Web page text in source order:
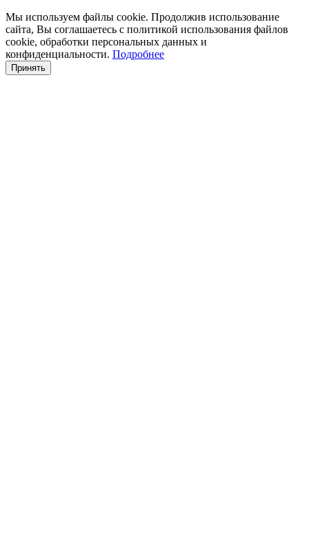
Мы используем файлы cookie. Продолжив использование
сайта, Вы соглашаетесь с политикой использования файлов
cookie, обработки персональных данных и
конфиденциальности. Подробнее
Принять